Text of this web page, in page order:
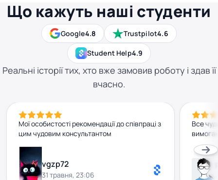
Google4.8 Trustpilot4.6
Student Help4.9
Що кажуть наші студенти
Реальні історії тих, хто вже замовив роботу і здав її
вчасно.
Мої особистості рекомендації до співпраці з
цим чудовим консультантом
vgzp72
31 травня, 23:06
Все